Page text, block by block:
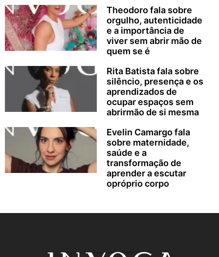
Theodoro fala sobre
orgulho, autenticidade
e a importância de
viver sem abrir mão de
quem se é
Rita Batista fala sobre
silêncio, presença e os
aprendizados de
ocupar espaços sem
abrirmão de si mesma
Evelin Camargo fala
sobre maternidade,
saúde e a
transformação de
aprender a escutar
opróprio corpo